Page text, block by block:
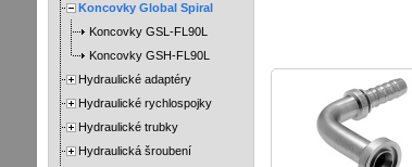
Koncovky Global Spiral
Koncovky GSL-FL90L
Koncovky GSH-FL90L
Hydraulické adaptéry
Hydraulické rychlospojky
Hydraulické trubky
Hydraulická šroubení